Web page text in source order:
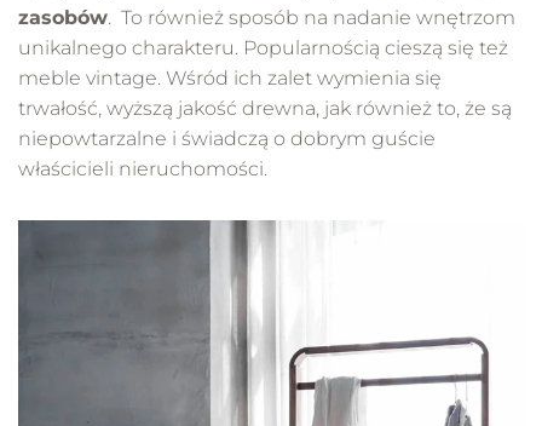
zasobów. To również sposób na nadanie wnętrzom
unikalnego charakteru. Popularnością cieszą się też
meble vintage. Wśród ich zalet wymienia się
trwałość, wyższą jakość drewna, jak również to, że są
niepowtarzalne i świadczą o dobrym guście
właścicieli nieruchomości.